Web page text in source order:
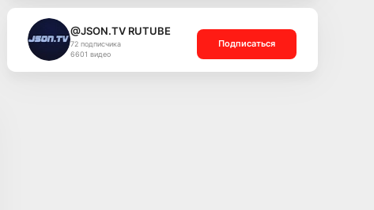
@JSON.TV RUTUBE
72 подписчика
6601 видео
Подписаться